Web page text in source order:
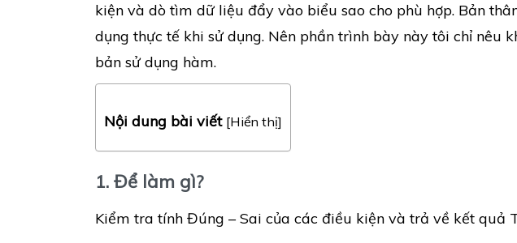
kiện và dò tìm dữ liệu đẩy vào biểu sao cho phù hợp. Bản
dụng thực tế khi sử dụng. Nên phần trình bày này tôi chỉ nêu
bản sử dụng hàm.
Nội dung bài viết [Hiển thị]
1. Để làm gì?
Kiểm tra tính Đúng – Sai của các điều kiện và trả về kết quả